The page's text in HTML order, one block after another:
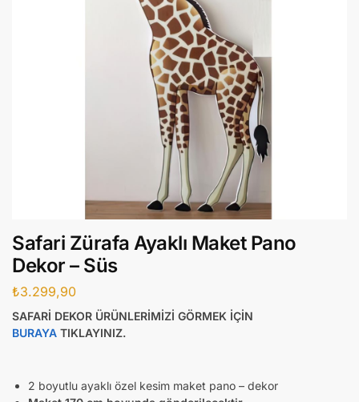
Safari Zürafa Ayaklı Maket Pano
Dekor – Süs
₺3.299,90
SAFARİ DEKOR ÜRÜNLERİMİZİ GÖRMEK İÇİN
BURAYA TIKLAYINIZ.
2 boyutlu ayaklı özel kesim maket pano – dekor